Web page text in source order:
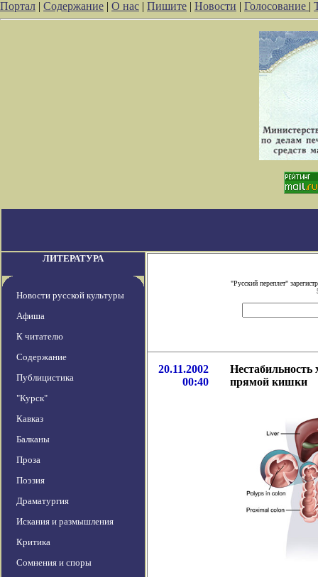
Портал | Содержание | О нас | Пишите | Новости | Голосование |
ЛИТЕРАТУРА
Новости русской культуры
Афиша
К читателю
Содержание
Публицистика
"Курск"
Кавказ
Балканы
Проза
Поэзия
Драматургия
Искания и размышления
Критика
Сомнения и споры
"Русский переплет"
20.11.2002
00:40
прямой кишки